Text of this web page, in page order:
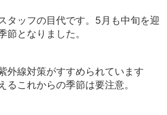
タッフの目代です。5月も中旬を迎
節となりました。
外線対策がすすめられています
るこれからの季節は要注意。